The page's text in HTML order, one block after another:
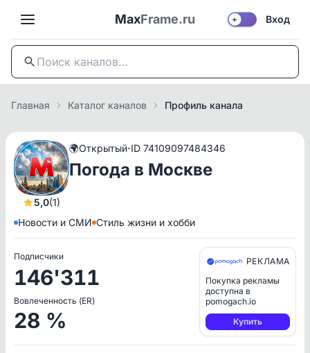
MaxFrame.ru ☀️ Вход
Главная Каталог каналов Профиль канала
5,0(1)
🌍Открытый·ID 74109097484346
Погода в Москве
Новости и СМИ Стиль жизни и хобби
Подписчики
146'311
Вовлеченность (ER)
28 %
РЕКЛАМА
Покупка рекламы
доступна в
pomogach.io
Купить